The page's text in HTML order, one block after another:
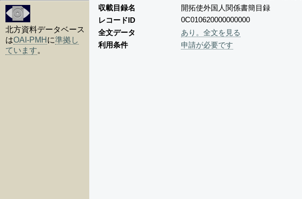
北方資料データベース
はOAI-PMH に準拠し
ています。
収載目録名
開拓使外国人関係書簡目録
レコードID
0C010620000000000
全文データ
あり。全文を見る
利用条件
申請が必要です